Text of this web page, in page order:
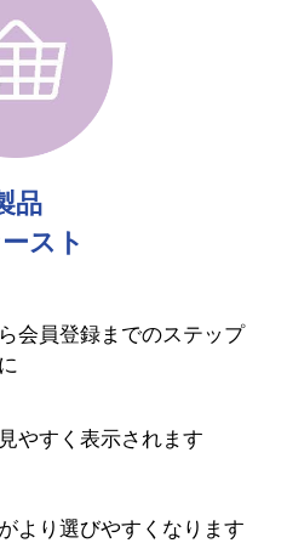
品
スト
会員登録までのステップ
やすく表示されます​​
より選びやすくなります​​